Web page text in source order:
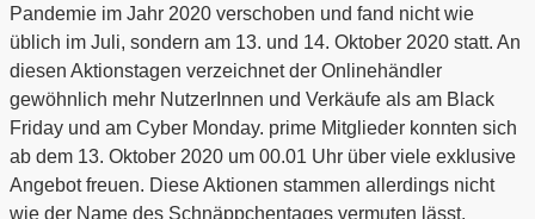
Pandemie im Jahr 2020 verschoben und fand nicht wie
üblich im Juli, sondern am 13. und 14. Oktober 2020 statt. An
diesen Aktionstagen verzeichnet der Onlinehändler
gewöhnlich mehr NutzerInnen und Verkäufe als am Black
Friday und am Cyber Monday. prime Mitglieder konnten sich
ab dem 13. Oktober 2020 um 00.01 Uhr über viele exklusive
Angebot freuen. Diese Aktionen stammen allerdings nicht
wie der Name des Schnäppchentages vermuten lässt,